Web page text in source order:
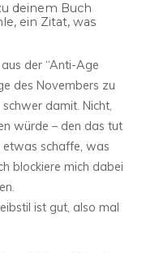
deinem Buch
ein Zitat, was
der “Anti-Age
des Novembers zu
damit. Nicht,
würde – den das tut
etwas schaffe, was
blockiere mich dabei
ist gut, also mal